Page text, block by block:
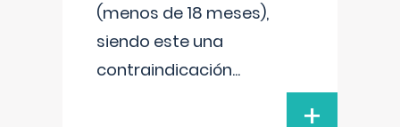
(menos de 18 meses),
siendo este una
contraindicación...
+